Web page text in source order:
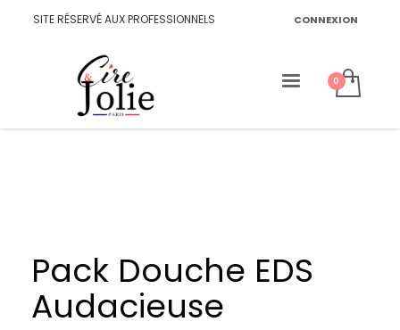
SITE RÉSERVÉ AUX PROFESSIONNELS CONNEXION
Pack Douche EDS
Audacieuse